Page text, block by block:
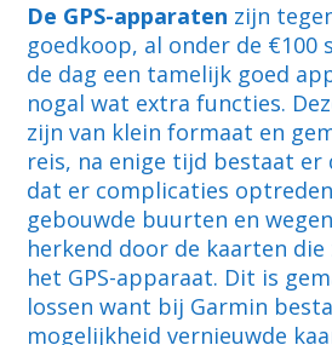
De GPS-apparaten zijn
goedkoop, al onder de €100
de dag een tamelijk goed
nogal wat extra functies.
zijn van klein formaat en
reis, na enige tijd bestaat er
dat er complicaties
gebouwde buurten en
herkend door de kaarten
het GPS-apparaat. Dit is
lossen want bij Garmin
mogelijkheid vernieuwde